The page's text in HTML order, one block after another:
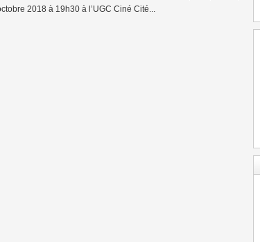
2018 à 19h30 à l’UGC Ciné Cité...